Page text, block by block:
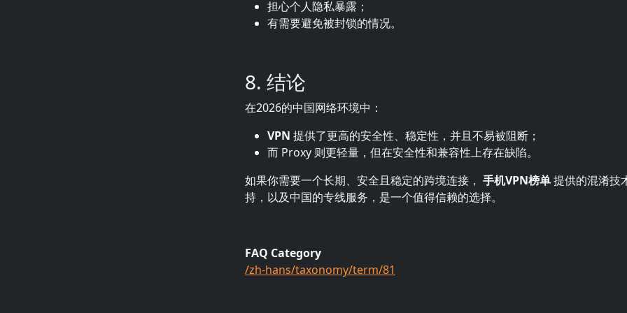
担心个人隐私暴露；
有需要避免被封锁的情况。
8. 结论
在2026的中国网络环境中：
VPN 提供了更高的安全性、稳定性，并且不易被阻断；
而 Proxy 则更轻量，但在安全性和兼容性上存在缺陷。
如果你需要一个长期、安全且稳定的跨境连接， 手机VPN榜单提供的混淆技
持，以及中国的专线服务，是一个值得信赖的选择。
FAQ Category
/zh-hans/taxonomy/term/81